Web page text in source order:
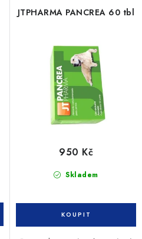
JTPHARMA PANCREA 60 tbl
Skladem
950 Kč